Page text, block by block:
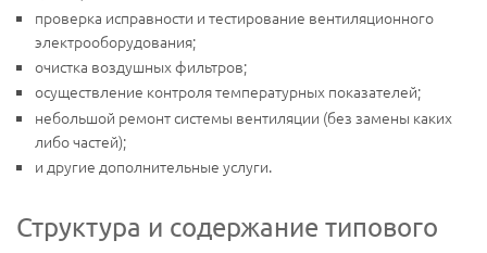
проверка исправности и тестирование вентиляционного
электрооборудования;
очистка воздушных фильтров;
осуществление контроля температурных показателей;
небольшой ремонт системы вентиляции (без замены каких
либо частей);
и другие дополнительные услуги.
Структура и содержание типового